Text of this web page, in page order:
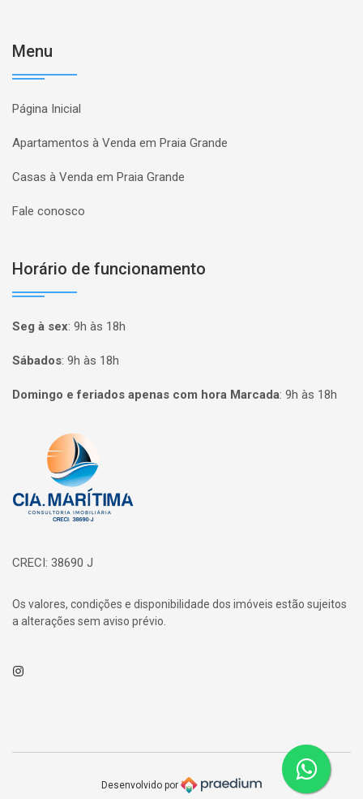
Menu
Página Inicial
Apartamentos à Venda em Praia Grande
Casas à Venda em Praia Grande
Fale conosco
Horário de funcionamento
Seg à sex: 9h às 18h
Sábados: 9h às 18h
Domingo e feriados apenas com hora Marcada: 9h às 18h
Página inicial
CRECI: 38690 J
Os valores, condições e disponibilidade dos imóveis estão sujeitos
a alterações sem aviso prévio.
Instagram
Desenvolvido por